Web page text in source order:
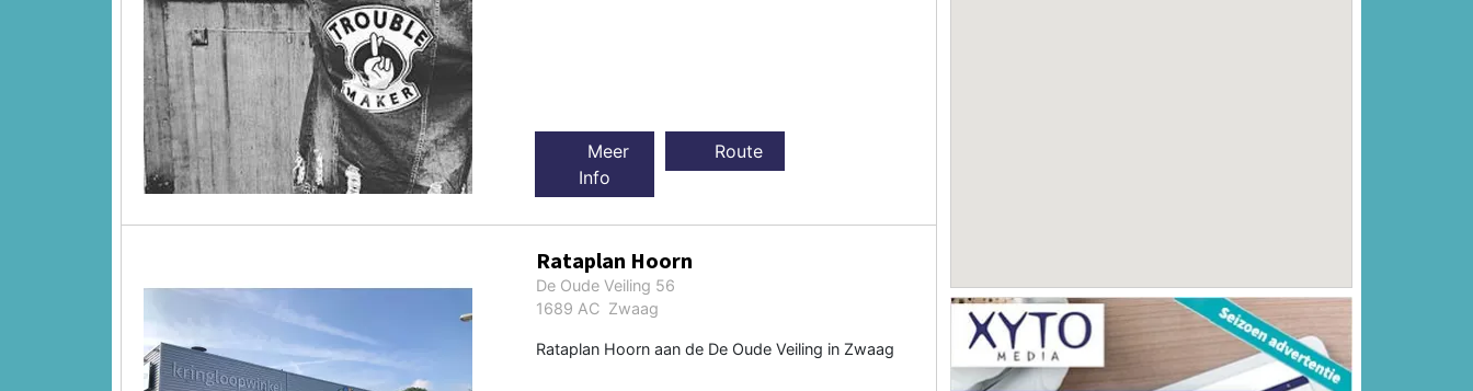
Meer
Info
Route
Rataplan Hoorn
De Oude Veiling 56
1689 AC Zwaag
Rataplan Hoorn aan de De Oude Veiling in Zwaag